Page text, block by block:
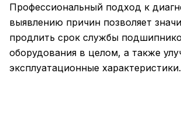
Профессиональный подход к
выявлению причин позволяет
продлить срок службы
оборудования в целом, а также
эксплуатационные характеристики.